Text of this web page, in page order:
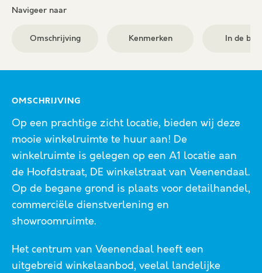
Navigeer naar
Omschrijving Kenmerken In de
OMSCHRIJVING
Op een prachtige zicht locatie, bieden wij deze
mooie winkelruimte te huur aan! De
winkelruimte is gelegen op een A1 locatie aan
de Hoofdstraat, DE winkelstraat van Veenendaal.
Op de begane grond is plaats voor detailhandel,
commerciële dienstverlening en
showroomruimte.
Het centrum van Veenendaal heeft een
uitgebreid winkelaanbod, veelal landelijke